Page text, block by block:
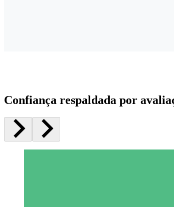
Confiança respaldada por